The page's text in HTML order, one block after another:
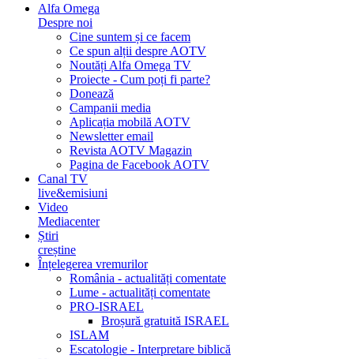
Alfa Omega
Despre noi
Cine suntem și ce facem
Ce spun alții despre AOTV
Noutăți Alfa Omega TV
Proiecte - Cum poți fi parte?
Donează
Campanii media
Aplicația mobilă AOTV
Newsletter email
Revista AOTV Magazin
Pagina de Facebook AOTV
Canal TV
live&emisiuni
Video
Mediacenter
Știri
creștine
Înțelegerea vremurilor
România - actualități comentate
Lume - actualități comentate
PRO-ISRAEL
Broșură gratuită ISRAEL
ISLAM
Escatologie - Interpretare biblică